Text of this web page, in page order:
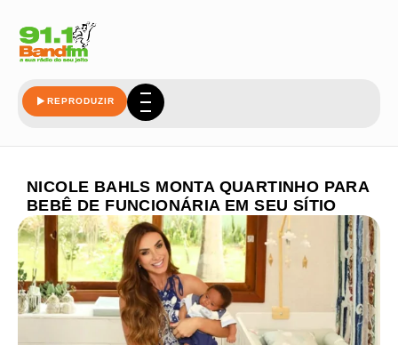
REPRODUZIR
NICOLE BAHLS MONTA QUARTINHO PARA
BEBÊ DE FUNCIONÁRIA EM SEU SÍTIO